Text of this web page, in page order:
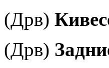
(Дрв)
(Дрв)